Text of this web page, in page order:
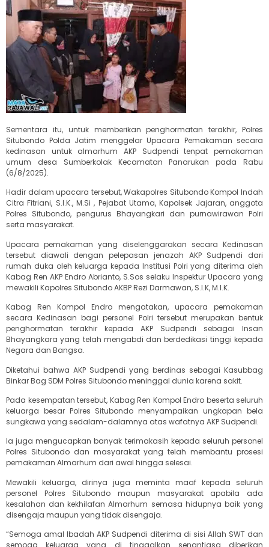
Sementara itu, untuk memberikan penghormatan terakhir, Polres
Situbondo Polda Jatim menggelar Upacara Pemakaman secara
kedinasan untuk almarhum AKP Sudpendi tenpat pemakaman
umum desa Sumberkolak Kecamatan Panarukan pada Rabu
(6/8/2025).
Hadir dalam upacara tersebut, Wakapolres Situbondo Kompol Indah
Citra Fitriani, S.I.K., M.Si , Pejabat Utama, Kapolsek Jajaran, anggota
Polres Situbondo, pengurus Bhayangkari dan purnawirawan Polri
serta masyarakat.
Upacara pemakaman yang diselenggarakan secara Kedinasan
tersebut diawali dengan pelepasan jenazah AKP Sudpendi dari
rumah duka oleh keluarga kepada Institusi Polri yang diterima oleh
Kabag Ren AKP Endro Abrianto, S.Sos selaku Inspektur Upacara yang
mewakili Kapolres Situbondo AKBP Rezi Darmawan, S.I.K, M.I.K.
Kabag Ren Kompol Endro mengatakan, upacara pemakaman
secara Kedinasan bagi personel Polri tersebut merupakan bentuk
penghormatan terakhir kepada AKP Sudpendi sebagai Insan
Bhayangkara yang telah mengabdi dan berdedikasi tinggi kepada
Negara dan Bangsa.
Diketahui bahwa AKP Sudpendi yang berdinas sebagai Kasubbag
Binkar Bag SDM Polres Situbondo meninggal dunia karena sakit.
Pada kesempatan tersebut, Kabag Ren Kompol Endro beserta seluruh
keluarga besar Polres Situbondo menyampaikan ungkapan bela
sungkawa yang sedalam-dalamnya atas wafatnya AKP Sudpendi.
Ia juga mengucapkan banyak terimakasih kepada seluruh personel
Polres Situbondo dan masyarakat yang telah membantu prosesi
pemakaman Almarhum dari awal hingga selesai.
Mewakili keluarga, dirinya juga meminta maaf kepada seluruh
personel Polres Situbondo maupun masyarakat apabila ada
kesalahan dan kekhilafan Almarhum semasa hidupnya baik yang
disengaja maupun yang tidak disengaja.
“Semoga amal Ibadah AKP Sudpendi diterima di sisi Allah SWT dan